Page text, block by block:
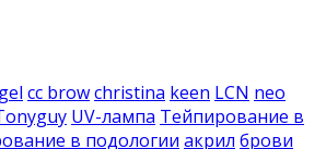
cc browchristina keen LCN neo
UV-лампа Тейпирование в
в подологии акрил брови